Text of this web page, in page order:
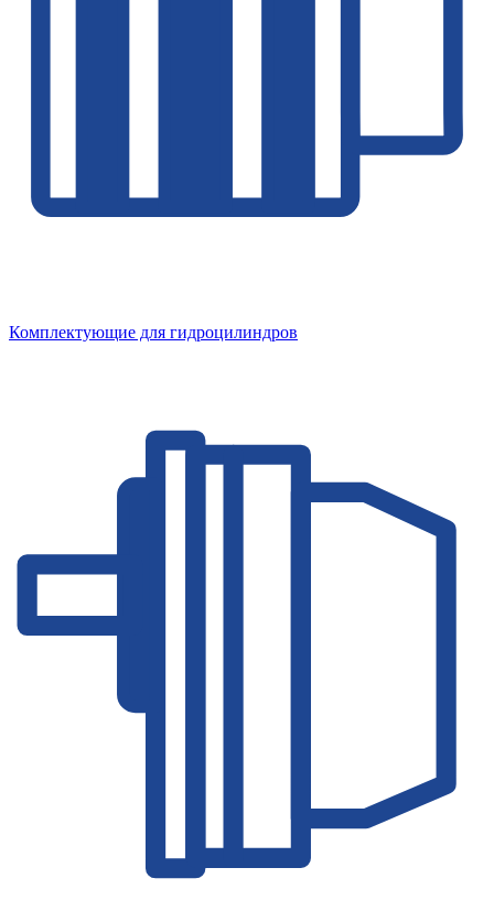
Комплектующие для гидроцилиндров